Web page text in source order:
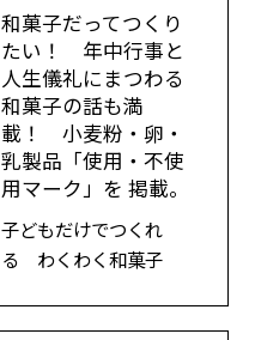
和菓子だってつくり
たい！ 年中行事と
人生儀礼にまつわる
和菓子の話も満
載！ 小麦粉・卵・
乳製品「使用・不使
用マーク」を 掲載。
子どもだけでつくれ
る わくわく和菓子